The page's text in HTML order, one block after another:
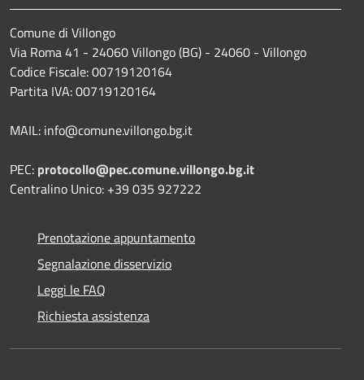
Comune di Villongo
Via Roma 41 - 24060 Villongo (BG) - 24060 - Villongo
Codice Fiscale: 00719120164
Partita IVA: 00719120164
MAIL: info@comune.villongo.bg.it
PEC: protocollo@pec.comune.villongo.bg.it
Centralino Unico: +39 035 927222
Prenotazione appuntamento
Segnalazione disservizio
Leggi le FAQ
Richiesta assistenza